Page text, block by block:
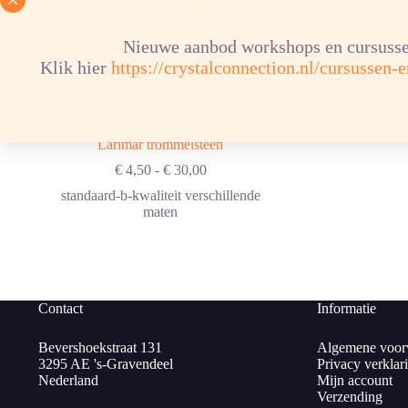
Nieuwe aanbod workshops en
Klik hier https://crystalconnection.nl/cursussen-
Larimar trommelsteen
€4,50 - €30,00Prijsklasse:
tot
standaard-b-kwaliteit verschillende
maten
Contact
Bevershoekstraat 131
3295 AE 's-Gravendeel
Nederland
Informatie
Algemene
Privacy
Mijn account
Verzending